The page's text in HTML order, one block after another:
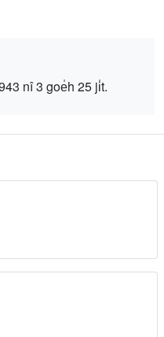
nî 3 goe̍h 25 ji̍t.